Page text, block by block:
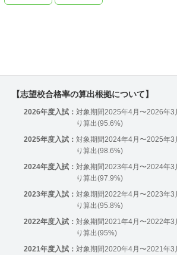
【志望校合格率の算出根拠について】
2026年度入試： 対象期間2025年4月〜2026年3
り算出(95.6%)
2025年度入試： 対象期間2024年4月〜2025年3
り算出(98.6%)
2024年度入試： 対象期間2023年4月〜2024年3
り算出(97.9%)
2023年度入試： 対象期間2022年4月〜2023年3
り算出(95.8%)
2022年度入試： 対象期間2021年4月〜2022年3
り算出(95%)
2021年度入試： 対象期間2020年4月〜2021年3